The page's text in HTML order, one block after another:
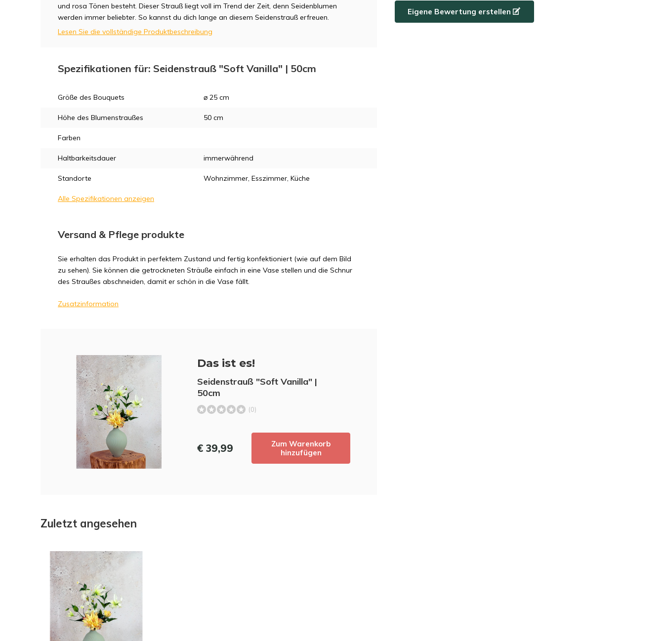
und rosa Tönen besteht. Dieser Strauß liegt voll im Trend der Zeit, denn Seidenblumen
werden immer beliebter. So kannst du dich lange an diesem Seidenstrauß erfreuen.
Lesen Sie die vollständige Produktbeschreibung
Spezifikationen für: Seidenstrauß "Soft Vanilla" | 50cm
Größe des Bouquets ⌀ 25 cm
Höhe des Blumenstraußes 50 cm
Farben
Haltbarkeitsdauer immerwährend
Standorte Wohnzimmer, Esszimmer, Küche
Alle Spezifikationen anzeigen
Versand & Pflege produkte
Sie erhalten das Produkt in perfektem Zustand und fertig konfektioniert (wie auf dem Bild
zu sehen). Sie können die getrockneten Sträuße einfach in eine Vase stellen und die Schnur
des Straußes abschneiden, damit er schön in die Vase fällt.
Zusatzinformation
Das ist es!
Seidenstrauß "Soft Vanilla" |
50cm
(0)
€ 39,99
Zum Warenkorb
hinzufügen
Eigene Bewertung erstellen
Zuletzt angesehen